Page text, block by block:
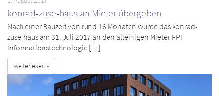
konrad-zuse-haus an Mieter übergeben
Nach einer Bauzeit von rund 16 Monaten wurde das konrad-
zuse-haus am 31. Juli 2017 an den alleinigen Mieter PPI
Informationstechnologie […]
weiterlesen »